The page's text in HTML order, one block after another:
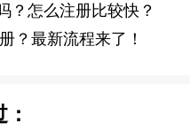
？怎么注册比较快？
？最新流程来了！